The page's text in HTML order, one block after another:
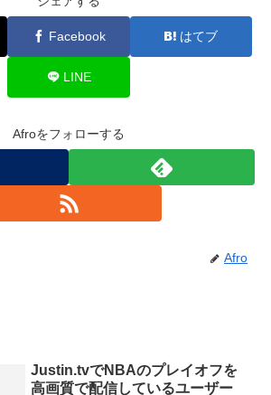
Facebook はてブ
LINE
Afroをフォローする
Afro
Justin.tvでNBAのプレイオフを
高画質で配信しているユーザー